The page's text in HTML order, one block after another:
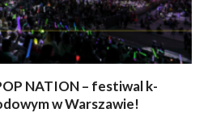
NATION – festiwal k-
w Warszawie!